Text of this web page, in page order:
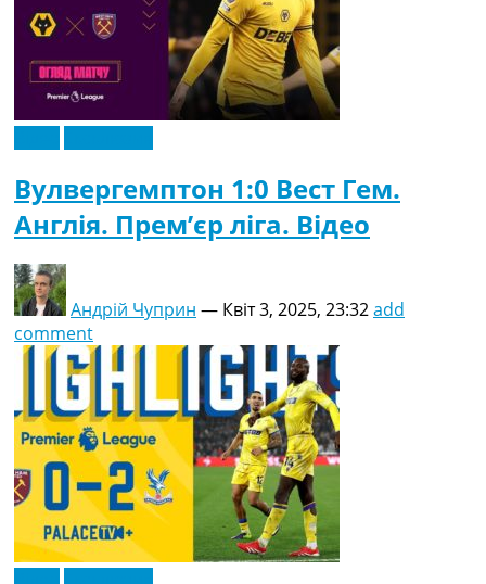
Вулвергемптон 1:0 Вест Гем.
Англія. Прем’єр ліга. Відео
Андрій Чуприн — Квіт 3, 2025, 23:32add
comment